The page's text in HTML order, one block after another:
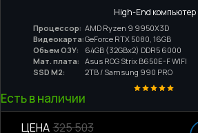
High-End компьютер
Процессор: AMD Ryzen 9 9950X3D
Видеокарта:GeForce RTX 5080, 16GB
Обьем ОЗУ:
64GB (32GBx2) DDR5 6000
Мат. плата:
Asus ROG Strix B650E-F WIFI
SSD M2:
2TB / Samsung 990 PRO
Есть в наличии
ЦЕНА 325 503